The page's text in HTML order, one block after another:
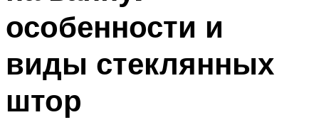
особенности и
виды стеклянных
штор